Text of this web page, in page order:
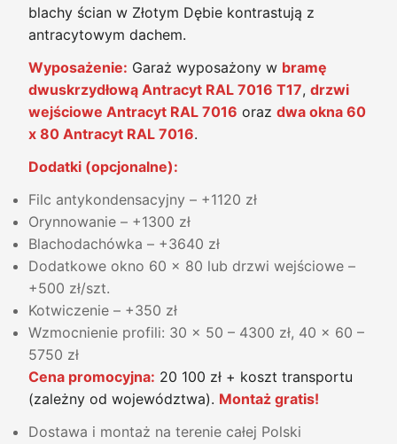
blachy ścian w Złotym Dębie kontrastują z
antracytowym dachem.
Wyposażenie: Garaż wyposażony w bramę
dwuskrzydłową Antracyt RAL 7016 T17, drzwi
wejściowe Antracyt RAL 7016 oraz dwa okna 60
x 80 Antracyt RAL 7016.
Dodatki (opcjonalne):
Filc antykondensacyjny – +1120 zł
Orynnowanie – +1300 zł
Blachodachówka – +3640 zł
Dodatkowe okno 60 x 80 lub drzwi wejściowe –
+500 zł/szt.
Kotwiczenie – +350 zł
Wzmocnienie profili: 30 x 50 – 4300 zł, 40 x 60 –
5750 zł
Cena promocyjna: 20 100 zł + koszt transportu
(zależny od województwa). Montaż gratis!
Dostawa i montaż na terenie całej Polski